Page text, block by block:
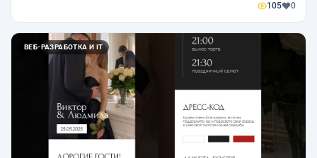
105 0
ВЕБ-РАЗРАБОТКА И IT